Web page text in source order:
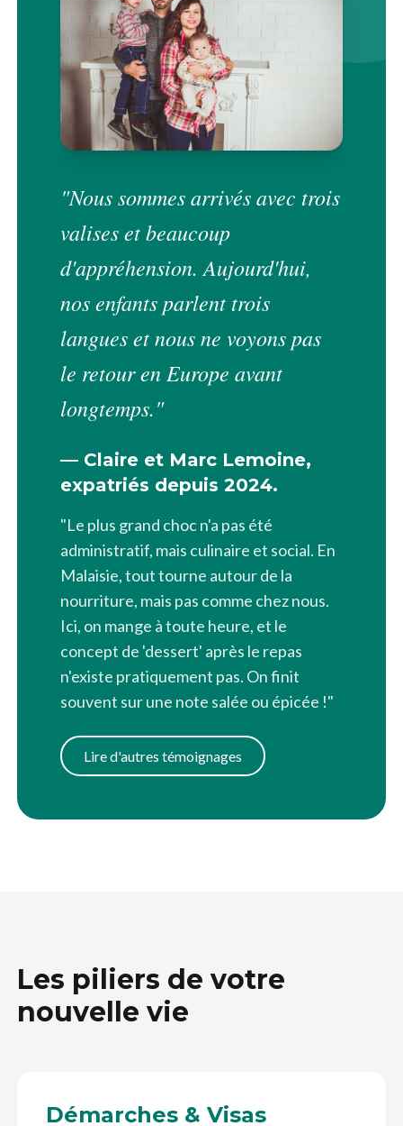
"Nous sommes arrivés avec trois
valises et beaucoup
d'appréhension. Aujourd'hui,
nos enfants parlent trois
langues et nous ne voyons pas
le retour en Europe avant
longtemps."
— Claire et Marc Lemoine,
expatriés depuis 2024.
"Le plus grand choc n'a pas été
administratif, mais culinaire et social. En
Malaisie, tout tourne autour de la
nourriture, mais pas comme chez nous.
Ici, on mange à toute heure, et le
concept de 'dessert' après le repas
n'existe pratiquement pas. On finit
souvent sur une note salée ou épicée !"
Lire d'autres témoignages
Les piliers de votre
nouvelle vie
Démarches & Visas